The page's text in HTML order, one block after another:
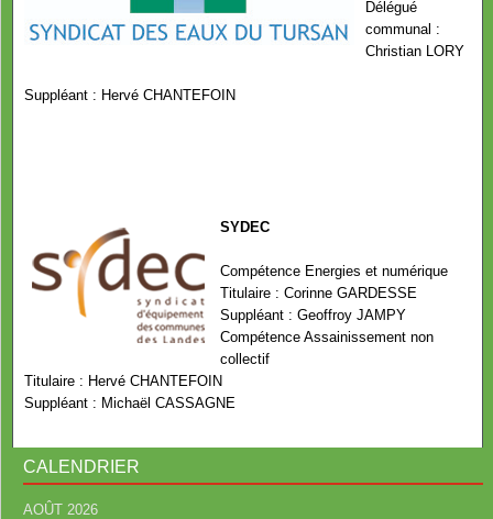
Délégué
communal :
Christian LORY
Suppléant : Hervé CHANTEFOIN
SYDEC
Compétence Energies et numérique
Titulaire : Corinne GARDESSE
Suppléant : Geoffroy JAMPY
Compétence Assainissement non
collectif
Titulaire : Hervé CHANTEFOIN
Suppléant : Michaël CASSAGNE
CALENDRIER
AOÛT 2026